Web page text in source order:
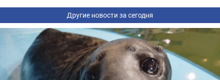
Другие новости за сегодня